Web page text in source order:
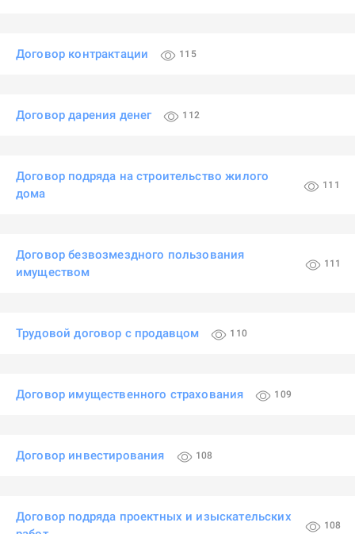
Договор контрактации 115
Договор дарения денег 112
Договор подряда на строительство жилого
дома
111
Договор безвозмездного пользования
имуществом
111
Трудовой договор с продавцом 110
Договор имущественного страхования 109
Договор инвестирования 108
Договор подряда проектных и изыскательских
108